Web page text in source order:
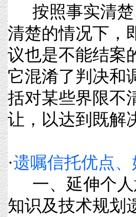
按照事实清楚
清楚的情况下，
议也是不能结案
它混淆了判决和
括对某些界限不
让，以达到既解
·遗嘱信托优点、
一、延伸个人
知识及技术规划